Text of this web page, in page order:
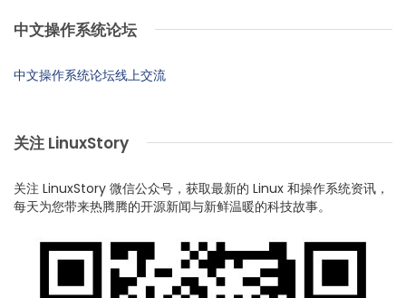
中文操作系统论坛
中文操作系统论坛线上交流
关注 LinuxStory
关注 LinuxStory 微信公众号，获取最新的 Linux 和操作系统资讯，
每天为您带来热腾腾的开源新闻与新鲜温暖的科技故事。